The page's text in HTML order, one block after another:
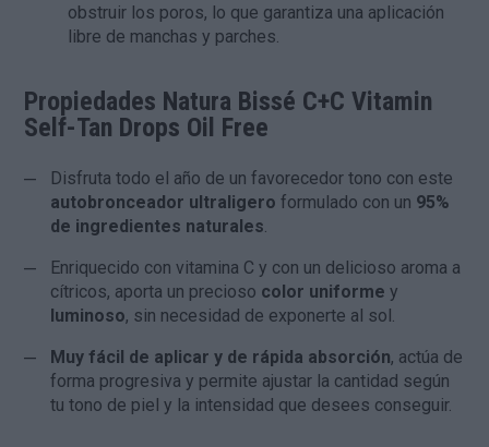
obstruir los poros, lo que garantiza una aplicación
libre de manchas y parches.
Propiedades Natura Bissé C+C Vitamin
Self-Tan Drops Oil Free
Disfruta todo el año de un favorecedor tono con este
autobronceador ultraligero formulado con un 95%
de ingredientes naturales
Enriquecido con vitamina C y con un delicioso aroma a
cítricos, aporta un precioso color uniforme y
luminoso, sin necesidad de exponerte al sol.
Muy fácil de aplicar y de rápida absorción, actúa de
forma progresiva y permite ajustar la cantidad según
tu tono de piel y la intensidad que desees conseguir.